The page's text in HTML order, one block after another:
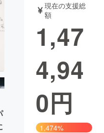
ト
書籍・雑誌
チャレンジ
CAMPFIRE Creation
現在の支援総
額
1,47
4,94
0円
1,474%